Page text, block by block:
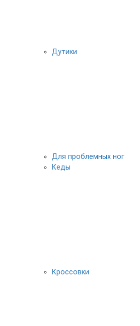
Дутики
Для проблемных ног
Кеды
Кроссовки